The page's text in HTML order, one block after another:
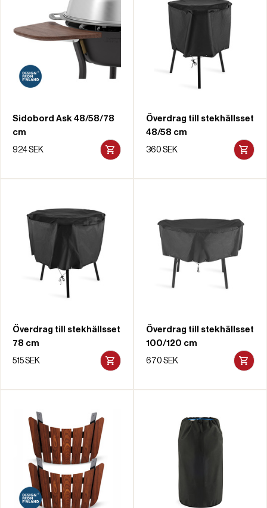
Sidobord Ask 48/58/78
cm
924 SEK
Överdrag till stekhällsset
48/58 cm
360 SEK
Överdrag till stekhällsset
78 cm
515 SEK
Överdrag till stekhällsset
100/120 cm
670 SEK